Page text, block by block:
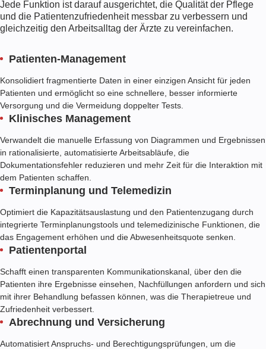
Jede Funktion ist darauf ausgerichtet, die Qualität der Pflege
und die Patientenzufriedenheit messbar zu verbessern und
gleichzeitig den Arbeitsalltag der Ärzte zu vereinfachen.
Patienten-Management
Konsolidiert fragmentierte Daten in einer einzigen Ansicht für jeden
Patienten und ermöglicht so eine schnellere, besser informierte
Versorgung und die Vermeidung doppelter Tests.
Klinisches Management
Verwandelt die manuelle Erfassung von Diagrammen und Ergebnissen
in rationalisierte, automatisierte Arbeitsabläufe, die
Dokumentationsfehler reduzieren und mehr Zeit für die Interaktion mit
dem Patienten schaffen.
Terminplanung und Telemedizin
Optimiert die Kapazitätsauslastung und den Patientenzugang durch
integrierte Terminplanungstools und telemedizinische Funktionen, die
das Engagement erhöhen und die Abwesenheitsquote senken.
Patientenportal
Schafft einen transparenten Kommunikationskanal, über den die
Patienten ihre Ergebnisse einsehen, Nachfüllungen anfordern und sich
mit ihrer Behandlung befassen können, was die Therapietreue und
Zufriedenheit verbessert.
Abrechnung und Versicherung
Automatisiert Anspruchs- und Berechtigungsprüfungen, um die